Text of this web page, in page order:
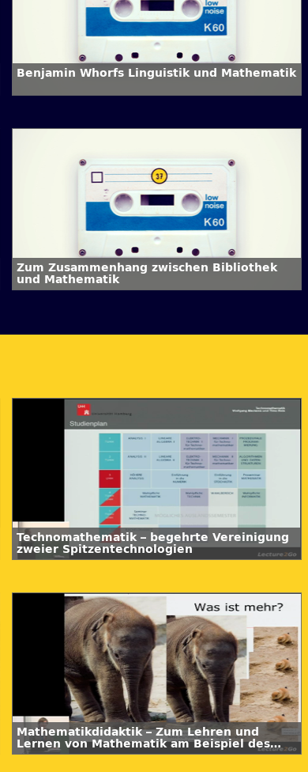
Benjamin Whorfs Linguistik und Mathematik
Zum Zusammenhang zwischen Bibliothek
und Mathematik
Technomathematik – begehrte Vereinigung
zweier Spitzentechnologien
Mathematikdidaktik – Zum Lehren und
Lernen von Mathematik am Beispiel des
Mathematikunterrichts in der Grundschule